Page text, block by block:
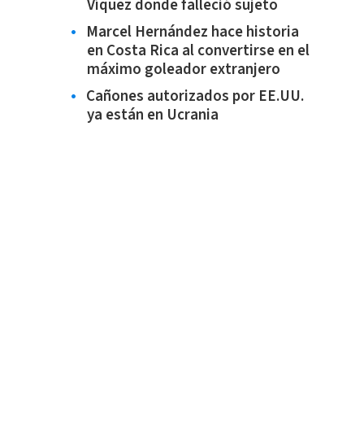
Víquez donde falleció sujeto
Marcel Hernández hace historia
en Costa Rica al convertirse en el
máximo goleador extranjero
Cañones autorizados por EE.UU.
ya están en Ucrania